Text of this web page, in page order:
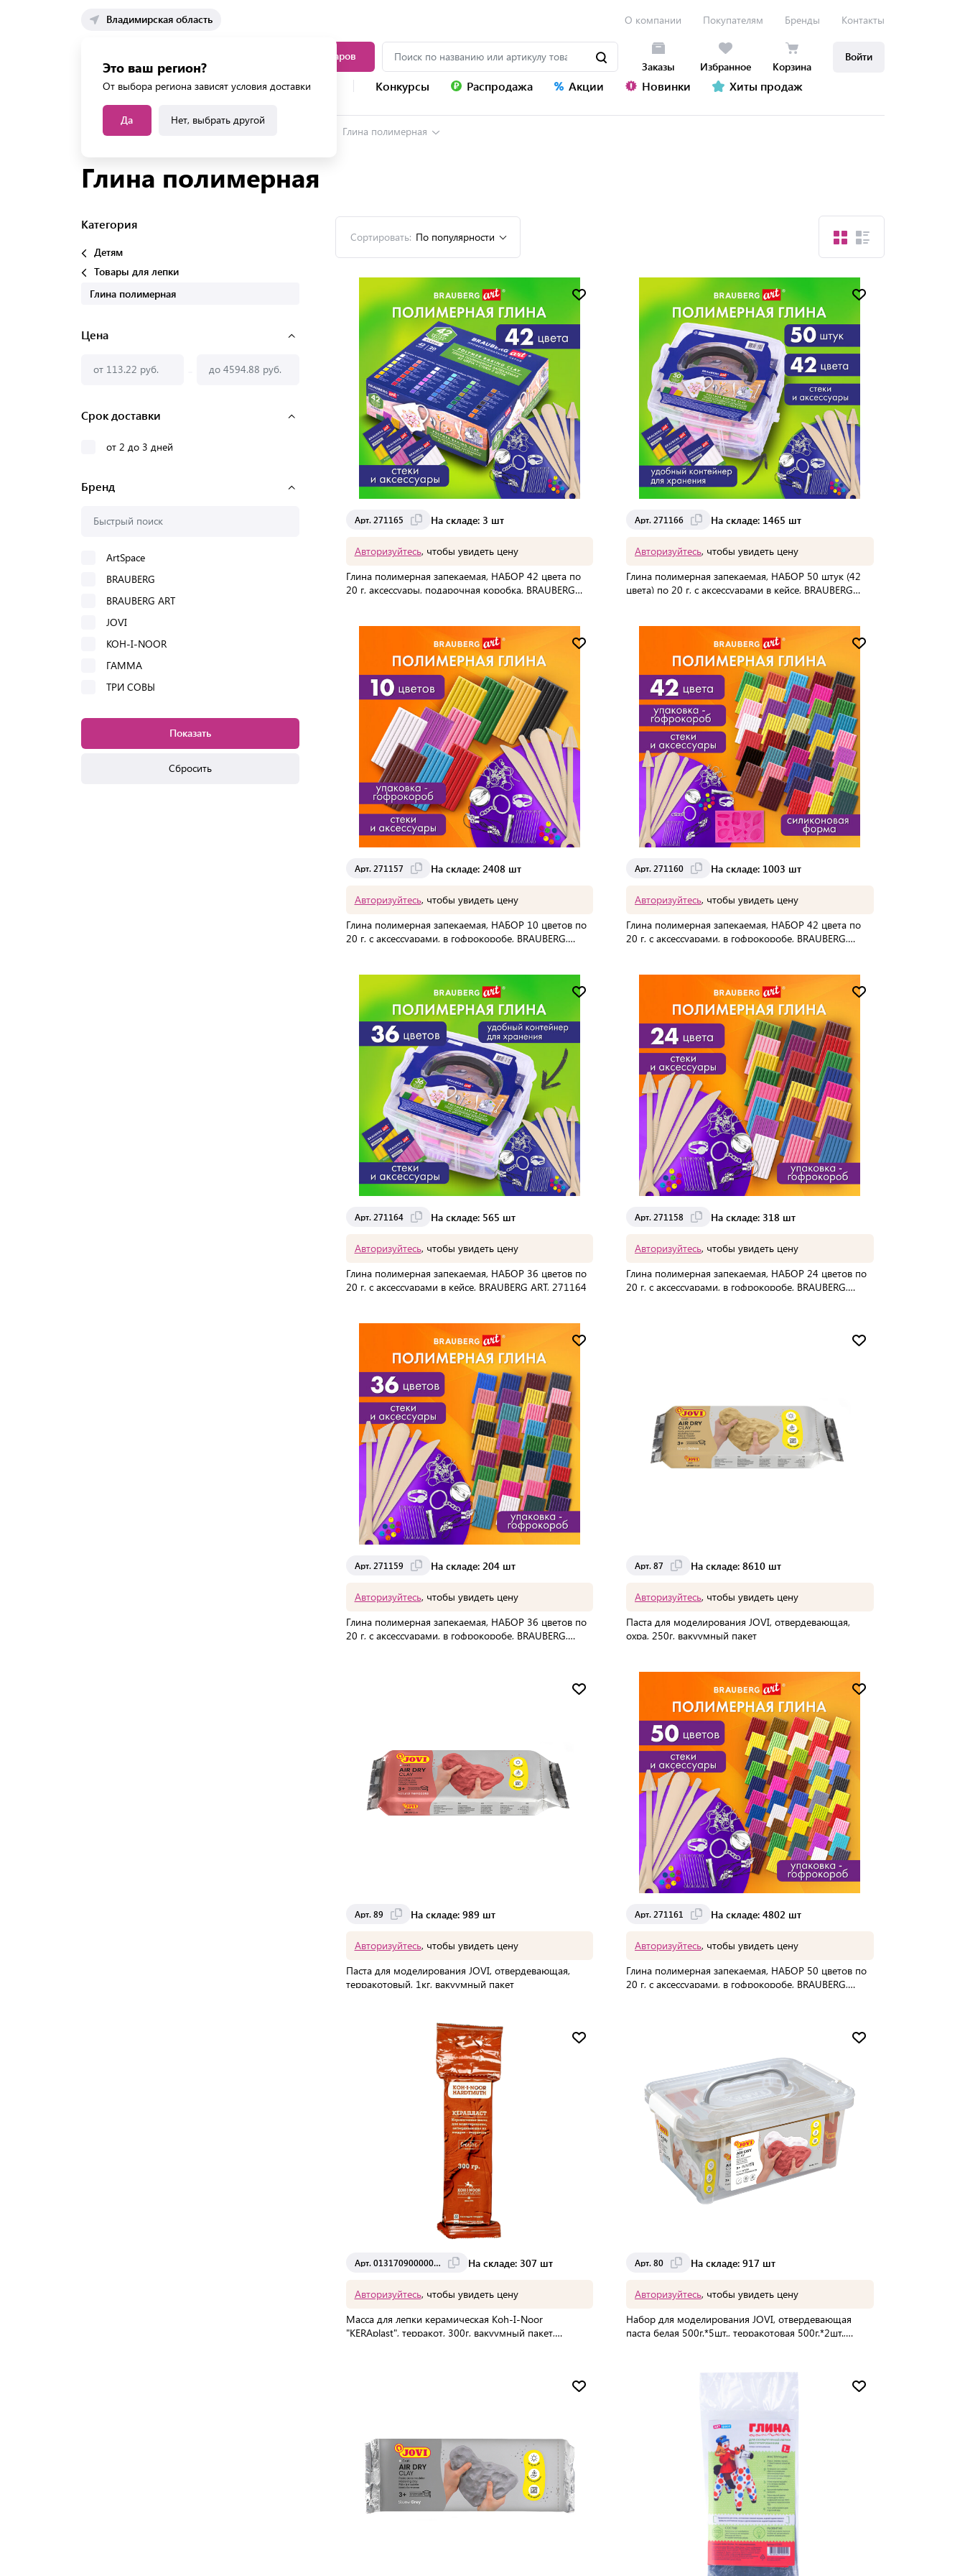
Владимирская область
Это ваш регион?
От выбора региона зависят условия доставки
Да Нет, выбрать другой
О компании Покупателям Бренды Контакты
Каталог товаров
Заказы Избранное Корзина
Войти
Каталог услуг Конкурсы Распродажа Акции Новинки Хиты продаж
Главная Каталог Глина полимерная
Глина полимерная
Категория
Детям
Товары для лепки
Глина полимерная
Цена
Срок доставки
от 2 до 3 дней
Бренд
ArtSpace
BRAUBERG
BRAUBERG ART
JOVI
KOH-I-NOOR
ГАММА
ТРИ СОВЫ
Показать
Сбросить
Сортировать: По популярности
Арт. 271165 На складе: 3 шт
Авторизуйтесь, чтобы увидеть цену
Глина полимерная запекаемая, НАБОР 42 цвета по
20 г, аксессуары, подарочная коробка, BRAUBERG
Мин. партия: 1 шт
Доставка от 2 до 3 дней
Арт. 271166 На складе: 1465 шт
Авторизуйтесь, чтобы увидеть цену
Глина полимерная запекаемая, НАБОР 50 штук (42
цвета) по 20 г, с аксессуарами в кейсе, BRAUBERG
Мин. партия: 1 шт
Доставка от 2 до 3 дней
Арт. 271157 На складе: 2408 шт
Авторизуйтесь, чтобы увидеть цену
Глина полимерная запекаемая, НАБОР 10 цветов по
20 г, с аксессуарами, в гофрокоробе, BRAUBERG,
Мин. партия: 1 шт
Доставка от 2 до 3 дней
Арт. 271160 На складе: 1003 шт
Авторизуйтесь, чтобы увидеть цену
Глина полимерная запекаемая, НАБОР 42 цвета по
20 г, с аксессуарами, в гофрокоробе, BRAUBERG,
Мин. партия: 1 шт
Доставка от 2 до 3 дней
Арт. 271164 На складе: 565 шт
Авторизуйтесь, чтобы увидеть цену
Глина полимерная запекаемая, НАБОР 36 цветов по
20 г, с аксессуарами в кейсе, BRAUBERG ART, 271164
Мин. партия: 1 шт
Доставка от 2 до 3 дней
Арт. 271158 На складе: 318 шт
Авторизуйтесь, чтобы увидеть цену
Глина полимерная запекаемая, НАБОР 24 цветов по
20 г, с аксессуарами, в гофрокоробе, BRAUBERG,
Арт. 271159 На складе: 204 шт
Авторизуйтесь, чтобы увидеть цену
Глина полимерная запекаемая, НАБОР 36 цветов по
20 г, с аксессуарами, в гофрокоробе, BRAUBERG,
Арт. 87 На складе: 8610 шт
Авторизуйтесь, чтобы увидеть цену
Паста для моделирования JOVI, отвердевающая,
охра, 250г, вакуумный пакет
Доставка от 2 до 3 дней
Арт. 89 На складе: 989 шт
Авторизуйтесь, чтобы увидеть цену
Паста для моделирования JOVI, отвердевающая,
терракотовый, 1кг, вакуумный пакет
Доставка от 2 до 3 дней
Арт. 271161 На складе: 4802 шт
Авторизуйтесь, чтобы увидеть цену
Глина полимерная запекаемая, НАБОР 50 цветов по
20 г, с аксессуарами, в гофрокоробе, BRAUBERG,
Арт. 013170900000RU На складе: 307 шт
Авторизуйтесь, чтобы увидеть цену
Масса для лепки керамическая Koh-I-Noor
"KERAplast", терракот, 300г, вакуумный пакет,
Арт. 80 На складе: 917 шт
Авторизуйтесь, чтобы увидеть цену
Набор для моделирования JOVI, отвердевающая
паста белая 500г.*5шт., терракотовая 500г.*2шт.,